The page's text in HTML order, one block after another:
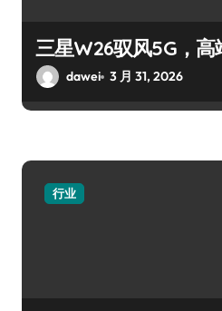
三星W26驭风5G，
dawei 3 月 31, 2026
行业